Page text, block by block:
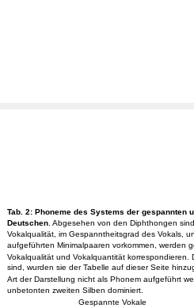
Tab. 2: Phoneme des Systems der gespannten
Deutschen. Abgesehen von den Diphthongen
Vokalqualität, im Gespanntheitsgrad des Vokals,
aufgeführten Minimalpaaren vorkommen, werden
Vokalqualität und Vokalquantität
sind, wurden sie der Tabelle auf dieser Seite
Art der Darstellung nicht als Phonem aufgeführt
unbetonten zweiten Silben dominiert.
Gespannte Vokale